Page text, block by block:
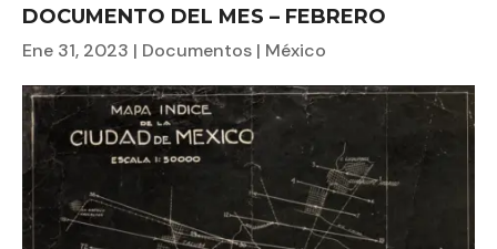
DOCUMENTO DEL MES – FEBRERO
Ene 31, 2023 | Documentos | México